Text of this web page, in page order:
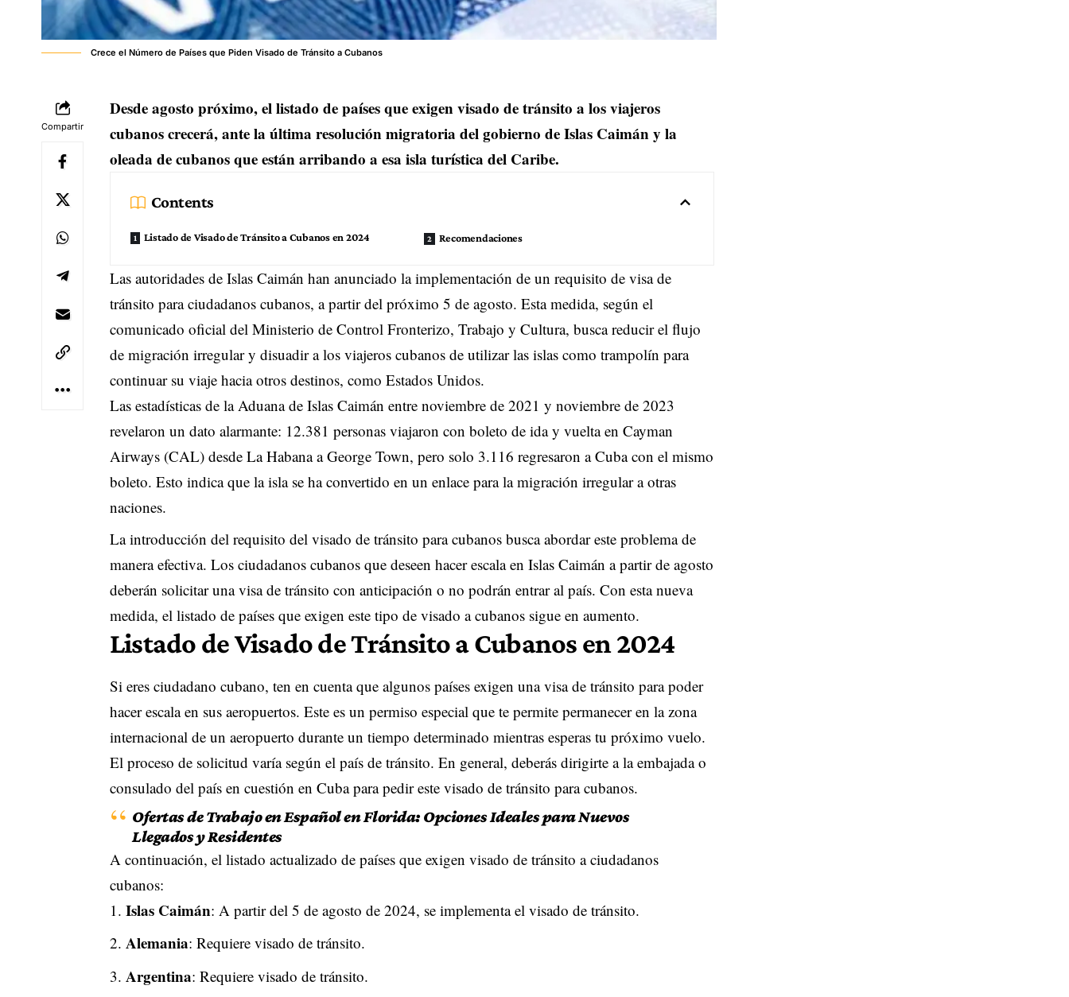
Crece el Número de Países que Piden Visado de Tránsito a Cubanos
Compartir
Desde agosto próximo, el listado de países que exigen visado de tránsito a los viajeros
cubanos crecerá, ante la última resolución migratoria del gobierno de Islas Caimán y la
oleada de cubanos que están arribando a esa isla turística del Caribe.
Contents
Listado de Visado de Tránsito a Cubanos en 2024 Recomendaciones
Las autoridades de Islas Caimán han anunciado la implementación de un requisito de visa de
tránsito para ciudadanos cubanos, a partir del próximo 5 de agosto. Esta medida, según el
comunicado oficial del Ministerio de Control Fronterizo, Trabajo y Cultura, busca reducir el flujo
de migración irregular y disuadir a los viajeros cubanos de utilizar las islas como trampolín para
continuar su viaje hacia otros destinos, como Estados Unidos.
Las estadísticas de la Aduana de Islas Caimán entre noviembre de 2021 y noviembre de 2023
revelaron un dato alarmante: 12.381 personas viajaron con boleto de ida y vuelta en Cayman
Airways (CAL) desde La Habana a George Town, pero solo 3.116 regresaron a Cuba con el mismo
boleto. Esto indica que la isla se ha convertido en un enlace para la migración irregular a otras
naciones.
La introducción del requisito del visado de tránsito para cubanos busca abordar este problema de
manera efectiva. Los ciudadanos cubanos que deseen hacer escala en Islas Caimán a partir de agosto
deberán solicitar una visa de tránsito con anticipación o no podrán entrar al país. Con esta nueva
medida, el listado de países que exigen este tipo de visado a cubanos sigue en aumento.
Listado de Visado de Tránsito a Cubanos en 2024
Si eres ciudadano cubano, ten en cuenta que algunos países exigen una visa de tránsito para poder
hacer escala en sus aeropuertos. Este es un permiso especial que te permite permanecer en la zona
internacional de un aeropuerto durante un tiempo determinado mientras esperas tu próximo vuelo.
El proceso de solicitud varía según el país de tránsito. En general, deberás dirigirte a la embajada o
consulado del país en cuestión en Cuba para pedir este visado de tránsito para cubanos.
Ofertas de Trabajo en Español en Florida: Opciones Ideales para Nuevos
Llegados y Residentes
A continuación, el listado actualizado de países que exigen visado de tránsito a ciudadanos
cubanos:
Islas Caimán: A partir del 5 de agosto de 2024, se implementa el visado de tránsito.
Alemania: Requiere visado de tránsito.
Argentina: Requiere visado de tránsito.